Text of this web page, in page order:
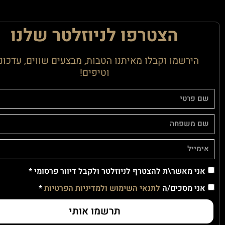
הצטרפו לניוזלטר שלנו
הירשמו וקבלו מאיתנו הטבות, מבצעים שווים,
וטיפים!
אני מאשר\ת להצטרף לניוזלטר ולקבל דיוור פרסומי *
אני מסכים/ה לתנאי השימוש ולמדיניות הפרטיות*
תרשמו אותי